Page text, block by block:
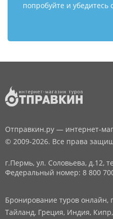
попробуйте и убедитесь
Отправкин.ру — интернет-
© 2009-2026. Все права
г.Пермь, ул. Соловьева, д.12,
Федеральный номер: 8 800
Бронирование туров онлайн,
Тайланд, Греция, Индия,